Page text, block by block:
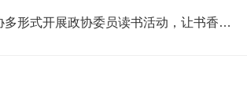
多形式开展政协委员读书活动，让书香成